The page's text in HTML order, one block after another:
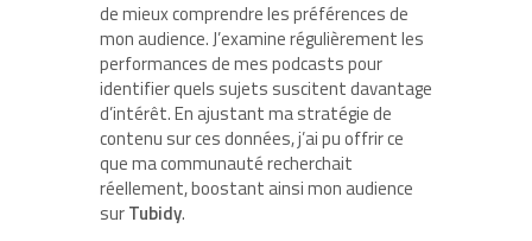
de mieux comprendre les préférences de
mon audience. J’examine régulièrement les
performances de mes podcasts pour
identifier quels sujets suscitent davantage
d’intérêt. En ajustant ma stratégie de
contenu sur ces données, j’ai pu offrir ce
que ma communauté recherchait
réellement, boostant ainsi mon audience
surTubidy.